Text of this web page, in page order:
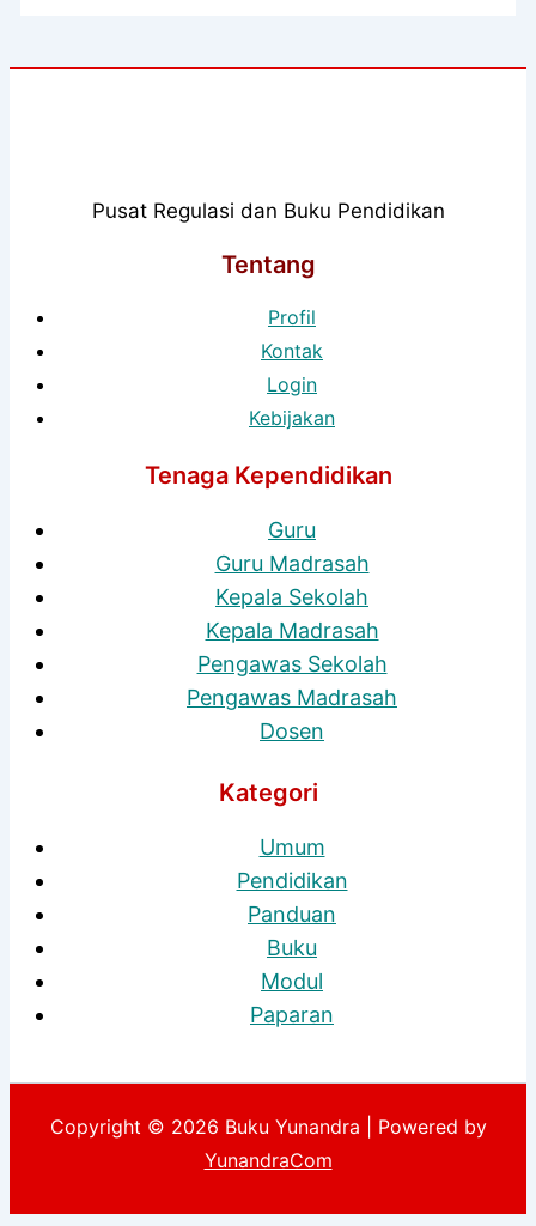
Pusat Regulasi dan Buku Pendidikan
Tentang
Profil
Kontak
Login
Kebijakan
Tenaga Kependidikan
Guru
Guru Madrasah
Kepala Sekolah
Kepala Madrasah
Pengawas Sekolah
Pengawas Madrasah
Dosen
Kategori
Umum
Pendidikan
Panduan
Buku
Modul
Paparan
Copyright © 2026 Buku Yunandra | Powered by
YunandraCom